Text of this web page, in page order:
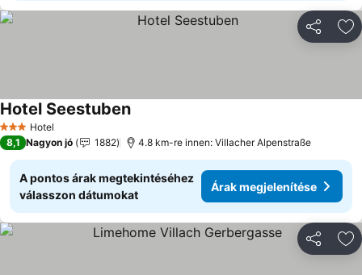
3 Kategória
Hotel
Hotel Seestuben
8,1 Nagyon jó 1882 4.8 km-re innen: Villacher Alpenstraße
A pontos árak megtekintéséhez
válasszon dátumokat
Árak megjelenítése